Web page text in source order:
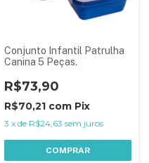
Conjunto Infantil Patrulha
Canina 5 Peças.
R$73,90
R$70,21 com Pix
3 x de R$24,63 sem juros
COMPRAR